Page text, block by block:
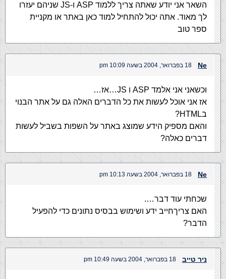
השאר אני יודע שאתה צריך ללמוד ASP ו-JS שניהם יעזרו
לך מאוד. אתה יכול להתחיל למוד כאן באתר או מקניית
ספר טוב
Ne 18 בפברואר, 2004 בשעה 10:09 pm
וכשאני אני אלמד ASP ו JS…אז…
אז אני אוכל לעשות את כל הדברים האלה גם על אתר הבנוי
בHTML?
והאם מספיק הידע שמוצג באתר על השפות בשביל לעשות
דברים כאלה?
Ne 18 בפברואר, 2004 בשעה 10:13 pm
שכחתי עוד דבר….
האם צריךחייב ידע ושימוש בבסיס נתונים כדי להפעיל
הדבר?
ניר טייב 18 בפברואר, 2004 בשעה 10:49 pm